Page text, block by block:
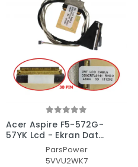
Acer Aspire F5-572G-
57YK Lcd - Ekran Data
Flex KablosuParsPower
5VVU2WK7